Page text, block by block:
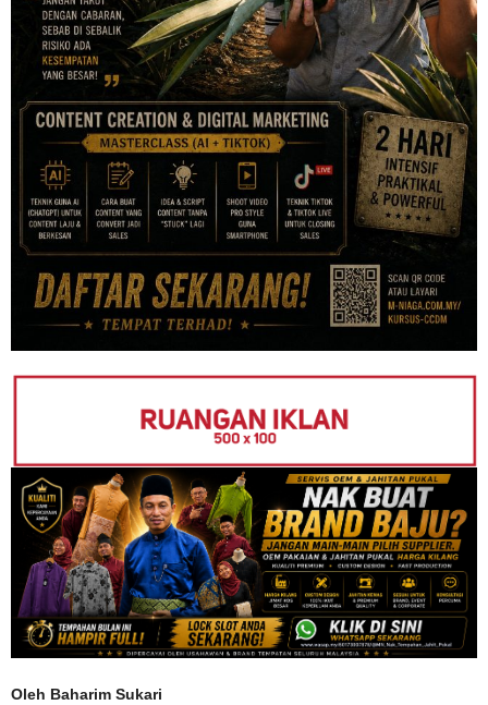
Oleh Baharim Sukari